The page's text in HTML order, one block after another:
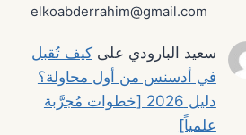
elkoabderrahim@gmail.com
سعيد البارودي علىكيف تُقبل
في أدسنس من أول محاولة؟
دليل 2026 [خطوات مُجرَّبة
علمياً]